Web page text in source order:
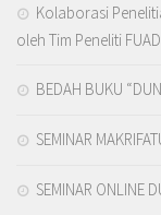
Kolaborasi
oleh Tim Peneliti
BEDAH BUKU
SEMINAR
SEMINAR ONLINE